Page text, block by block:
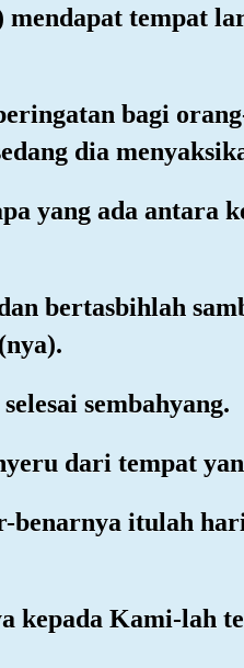
mendapat tempat
bagi
dia
yang ada antara
bertasbihlah
sembahyang.
dari tempat
benarnya itulah
kepada Kami-lah